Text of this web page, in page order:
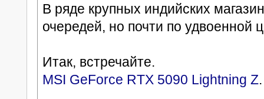
В ряде крупных индийских
очередей, но почти по удвоенной
Итак, встречайте.
MSI GeForce RTX 5090 Lightning Z.